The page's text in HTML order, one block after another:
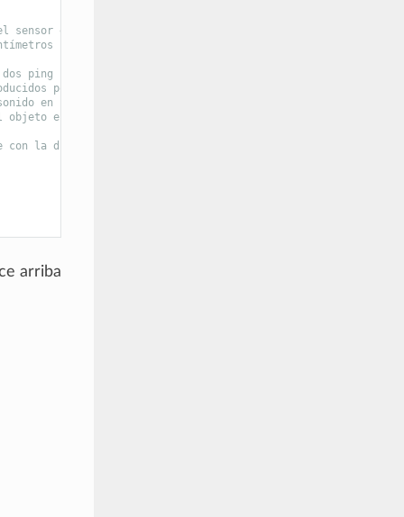
sensor en rebotar y volver
ping consecutivos.
por el eco.
en rebotar
en milímetros
con la distancia medida
arriba